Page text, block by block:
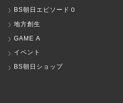
BS朝日エピソード０
地方創生
GAME A
イベント
BS朝日ショップ